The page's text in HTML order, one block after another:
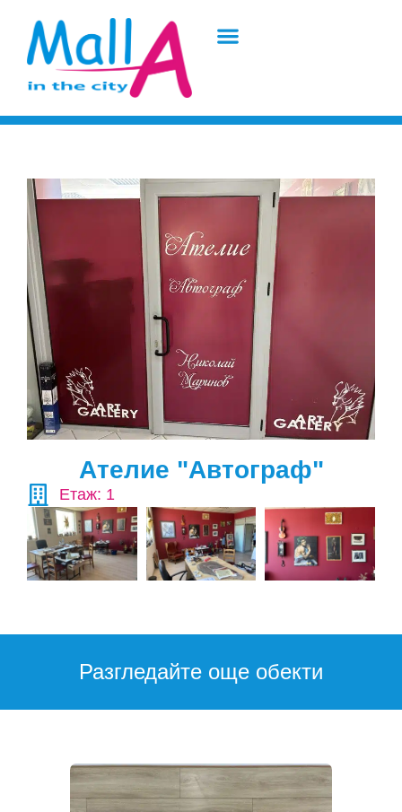
Ателие "Автограф"
Етаж: 1
Разгледайте още обекти